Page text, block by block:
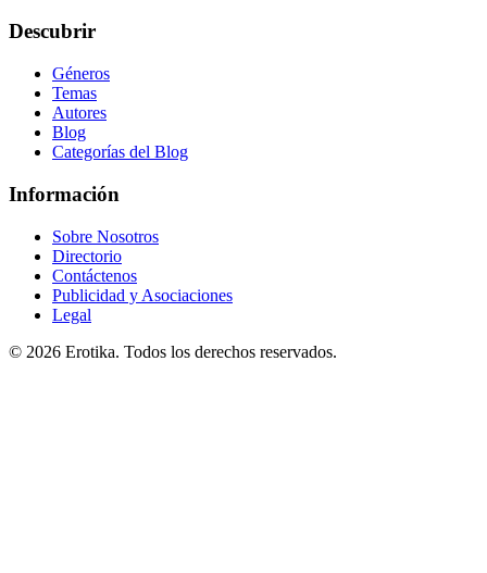
Descubrir
Géneros
Temas
Autores
Blog
Categorías del Blog
Información
Sobre Nosotros
Directorio
Contáctenos
Publicidad y Asociaciones
Legal
© 2026 Erotika. Todos los derechos reservados.